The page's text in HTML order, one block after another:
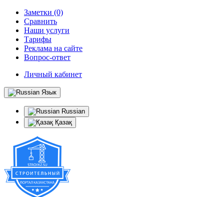
Заметки (0)
Сравнить
Наши услуги
Тарифы
Реклама на сайте
Вопрос-ответ
Личный кабинет
Язык
Russian
Қазақ